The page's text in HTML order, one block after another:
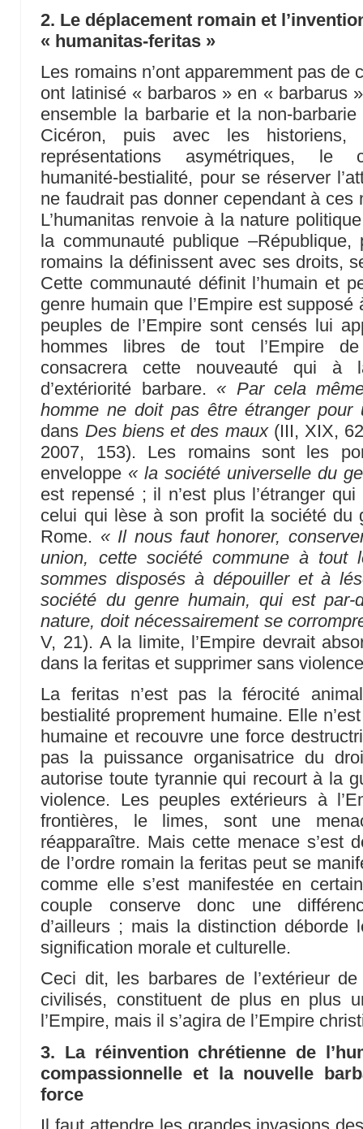
2. Le déplacement romain et
« humanitas-feritas »
Les romains n’ont apparemment pas de
ont latinisé « barbaros » en « barbarus
ensemble la barbarie et la non-barbarie
Cicéron, puis avec les
représentations asymétriques, le
humanité-bestialité, pour se réserver
ne faudrait pas donner cependant à ces
L’humanitas renvoie à la nature
la communauté publique
romains la définissent avec ses droits,
Cette communauté définit l’humain et
genre humain que l’Empire est
peuples de l’Empire sont censés lui
hommes libres de tout l’Empire
consacrera cette nouveauté qui à
d’extériorité barbare. « Par cela
homme ne doit pas être étranger pour
dans Des biens et des maux(III, XIX,
2007, 153). Les romains sont les
enveloppe « la société universelle du
est repensé ; il n’est plus l’étranger
celui qui lèse à son profit la société du
Rome. « Il nous faut honorer,
union, cette société commune à tout
sommes disposés à dépouiller et à
société du genre humain, qui est
nature, doit nécessairement se
V, 21). A la limite, l’Empire devrait
dans la feritas et supprimer sans
La feritas n’est pas la férocité
bestialité proprement humaine. Elle
humaine et recouvre une force
pas la puissance organisatrice du
autorise toute tyrannie qui recourt à la
violence. Les peuples extérieurs à
frontières, le limes, sont une
réapparaître. Mais cette menace s’est
de l’ordre romain la feritas peut se
comme elle s’est manifestée en
couple conserve donc une
d’ailleurs ; mais la distinction
signification morale et culturelle.
Ceci dit, les barbares de l’extérieur
civilisés, constituent de plus en plus
l’Empire, mais il s’agira de l’Empire
3. La réinvention chrétienne de
compassionnelle et la nouvelle
force